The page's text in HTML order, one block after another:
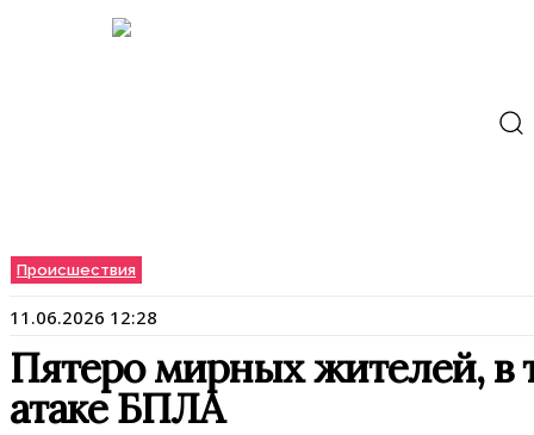
Происшествия
11.06.2026 12:28
Пятеро мирных жителей, в
атаке БПЛА